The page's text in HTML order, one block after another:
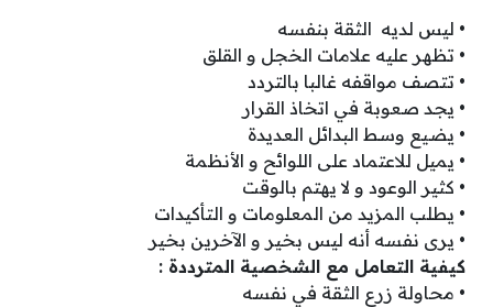
• ليس لديه الثقة بنفسه
• تظهر عليه علامات الخجل و القلق
• تتصف مواقفه غالبا بالتردد
• يجد صعوبة في اتخاذ القرار
• يضيع وسط البدائل العديدة
• يميل للاعتماد على اللوائح و الأنظمة
• كثير الوعود و لا يهتم بالوقت
• يطلب المزيد من المعلومات و التأكيدات
• يرى نفسه أنه ليس بخير و الآخرين بخير
كيفية التعامل مع الشخصية المترددة :
• محاولة زرع الثقة في نفسه